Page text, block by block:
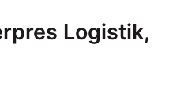
Logistik,